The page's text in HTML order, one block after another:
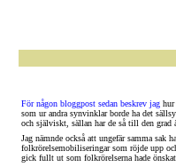
För någon bloggpost sedan beskrev jag hur
som ur andra synvinklar borde ha det
och själviskt, sällan har de så till den grad
Jag nämnde också att ungefär samma
folkrörelsemobiliseringar som röjde upp
gick fullt ut som folkrörelserna hade önskat.